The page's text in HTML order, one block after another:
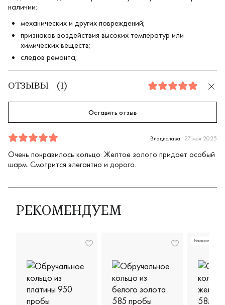
наличии:
механических и других повреждений;
признаков воздействия высоких температур или
химических веществ;
следов ремонта;
ОТЗЫВЫ ( 1) 5.0
Оставить отзыв
Отзыв
1
5.0
5 Владислава 27 мая 2025
Очень понравилось кольцо. Желтое золото придает особый
шарм. Смотрится элегантно и дорого.
РЕКОМЕНДУЕМ
Новая коллекция